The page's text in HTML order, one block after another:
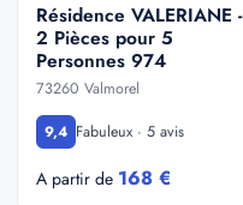
Résidence VALERIANE -
2 Pièces pour 5
Personnes 974
73260 Valmorel
9,4 Fabuleux · 5 avis
A partir de 168 €